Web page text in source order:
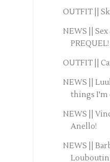
OUTFIT ||
NEWS ||
PREQUEL!
OUTFIT ||
NEWS ||
things I'm
NEWS ||
Anello!
NEWS ||
Louboutin